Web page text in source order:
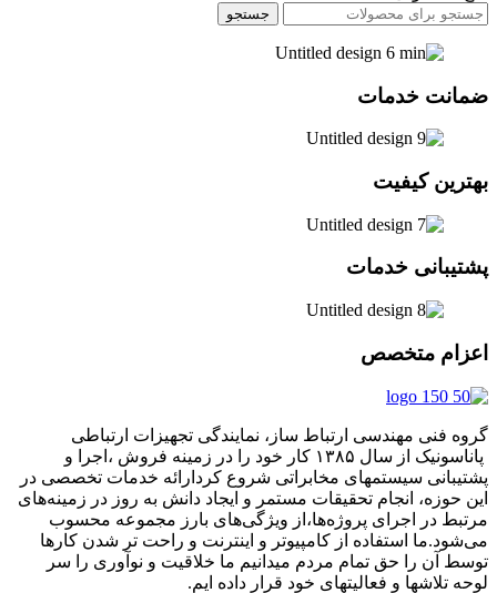
جستجو
ضمانت خدمات
بهترین کیفیت
پشتیبانی خدمات
اعزام متخصص
گروه فنی مهندسی ارتباط ساز، نمایندگی تجهیزات ارتباطی
پاناسونیک از سال ۱۳۸۵ کار خود را در زمینه فروش ،اجرا و
پشتیبانی سیستمهای مخابراتی شروع کردارائه خدمات تخصصی در
این حوزه، انجام تحقیقات مستمر و ایجاد دانش به‌ روز در زمینه‌های
مرتبط در اجرای پروژه‌ها،از ویژگی‌های بارز مجموعه محسوب
می‌شود.ما استفاده از کامپیوتر و اینترنت و راحت تر شدن کارها
توسط آن را حق تمام مردم میدانیم ما خلاقیت و نوآوری را سر
لوحه تلاشها و فعالیتهای خود قرار داده ایم.